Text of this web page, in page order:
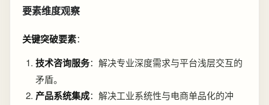
要素维度观察
关键突破要素：
技术咨询服务：解决专业深度需求与平台浅层交互的
矛盾。
产品系统集成：解决工业系统性与电商单品化的冲